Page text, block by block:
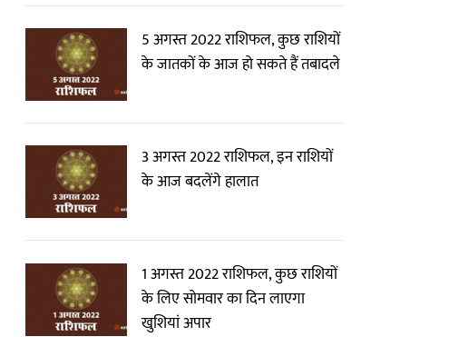
5 अगस्त 2022 राशिफल, कुछ राशियों
के जातकों के आज हो सकते हैं तबादले
3 अगस्त 2022 राशिफल, इन राशियों
के आज बदलेंगे हालात
1 अगस्त 2022 राशिफल, कुछ राशियों
के लिए सोमवार का दिन लाएगा
खुशियां अपार